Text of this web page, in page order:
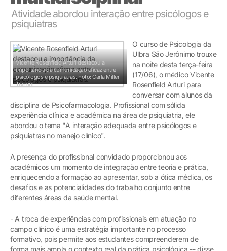
Atividade abordou interação entre psicólogos e
psiquiatras
Vicente Rosenfield Arturi destacou a
importância da comunicação eficaz entre
psicólogos e psiquiatras.Foto: Carla Miller
Trainini
O curso de Psicologia da
Ulbra São Jerônimo trouxe
na noite desta terça-feira
(17/06), o médico Vicente
Rosenfield Arturi para
conversar com alunos da
disciplina de Psicofarmacologia. Profissional com sólida
experiência clínica e acadêmica na área de psiquiatria, ele
abordou o tema "A interação adequada entre psicólogos e
psiquiatras no manejo clínico".
A presença do profissional convidado proporcionou aos
acadêmicos um momento de integração entre teoria e prática,
enriquecendo a formação ao apresentar, sob a ótica médica, os
desafios e as potencialidades do trabalho conjunto entre
diferentes áreas da saúde mental.
- A troca de experiências com profissionais em atuação no
campo clínico é uma estratégia importante no processo
formativo, pois permite aos estudantes compreenderem de
forma mais ampla o contexto real da prática psicológica -- disse